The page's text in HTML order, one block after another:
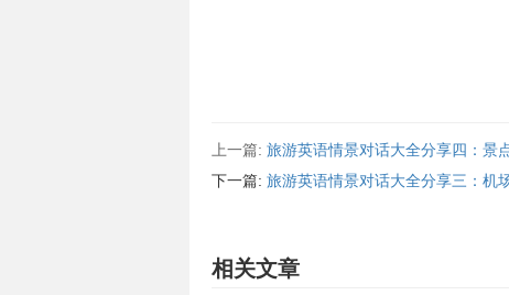
上一篇: 旅游英语情景对话大全分享四：景
下一篇: 旅游英语情景对话大全分享三：机
相关文章